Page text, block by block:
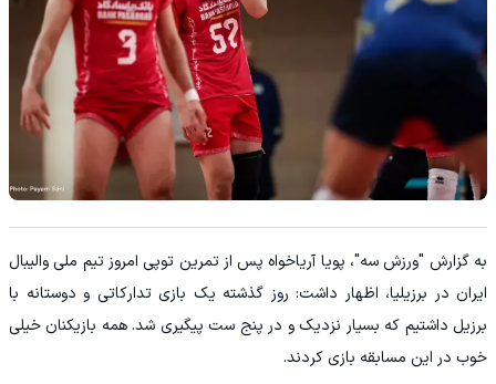
به گزارش "ورزش سه"، پویا آریاخواه پس از تمرین توپی امروز تیم ملی والیبال
ایران در برزیلیا، اظهار داشت: روز گذشته یک بازی تدارکاتی و دوستانه با
برزیل داشتیم که بسیار نزدیک و در پنج ست پیگیری شد. همه بازیکنان خیلی
خوب در این مسابقه بازی کردند.